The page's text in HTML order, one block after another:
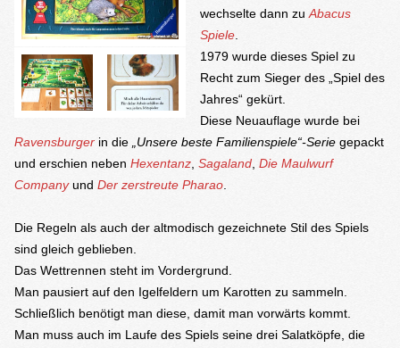
wechselte dann zu Abacus
Spiele
1979 wurde dieses Spiel zu
Recht zum Sieger des „Spiel des
Jahres“ gekürt.
Diese Neuauflage wurde bei
Ravensburger in die „Unsere beste Familienspiele“-Serie gepackt
und erschien neben Hexentanz Sagaland Die Maulwurf
Companyund Der zerstreute Pharao
Die Regeln als auch der altmodisch gezeichnete Stil des Spiels
sind gleich geblieben.
Das Wettrennen steht im Vordergrund.
Man pausiert auf den Igelfeldern um Karotten zu sammeln.
Schließlich benötigt man diese, damit man vorwärts kommt.
Man muss auch im Laufe des Spiels seine drei Salatköpfe, die